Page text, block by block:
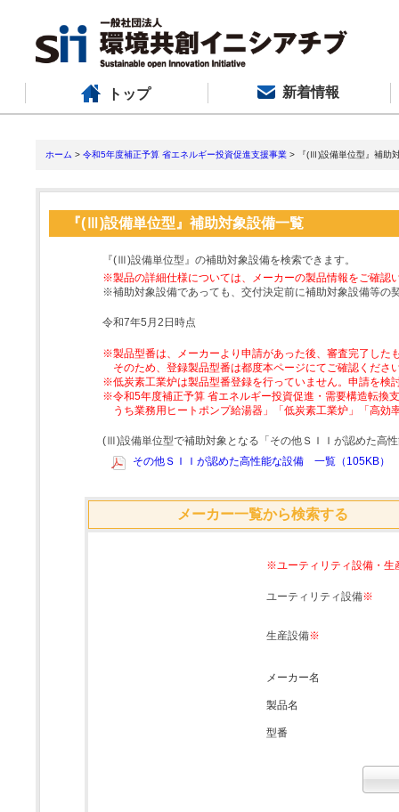
トップ 新着情報
ホーム > 令和5年度補正予算 省エネルギー投資促進支援事業 > 『(Ⅲ)設備単位型』補助
『(Ⅲ)設備単位型』補助対象設備一覧
『(Ⅲ)設備単位型』の補助対象設備を検索できます。
※製品の詳細仕様については、メーカーの製品情報をご確認
※補助対象設備であっても、交付決定前に補助対象設備等の
令和7年5月2日時点
※製品型番は、メーカーより申請があった後、審査完了した
そのため、登録製品型番は都度本ページにてご確認くださ
※低炭素工業炉は製品型番登録を行っていません。申請を検
※令和5年度補正予算 省エネルギー投資促進・需要構造転換
うち業務用ヒートポンプ給湯器」「低炭素工業炉」「高
(Ⅲ)設備単位型で補助対象となる「その他ＳＩＩが認めた高
その他ＳＩＩが認めた高性能な設備 一覧（105KB）
メーカー一覧から検索する
※ユーティリティ設備・生
ユーティリティ設備※
生産設備※
メーカー名
製品名
型番